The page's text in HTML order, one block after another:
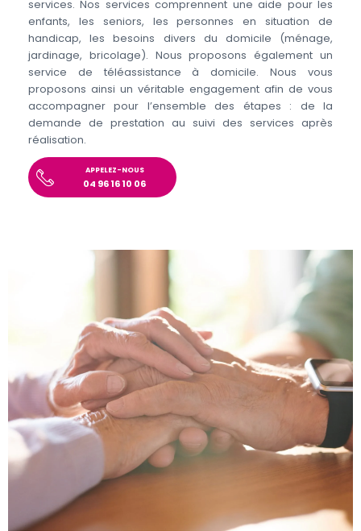
services. Nos services comprennent une aide pour les
enfants, les seniors, les personnes en situation de
handicap, les besoins divers du domicile (ménage,
jardinage, bricolage). Nous proposons également un
service de téléassistance à domicile. Nous vous
proposons ainsi un véritable engagement afin de vous
accompagner pour l’ensemble des étapes : de la
demande de prestation au suivi des services après
réalisation.
APPELEZ-NOUS
04 96 16 10 06